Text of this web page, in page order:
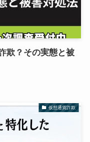
欺？その実態と被
仮想通貨詐欺